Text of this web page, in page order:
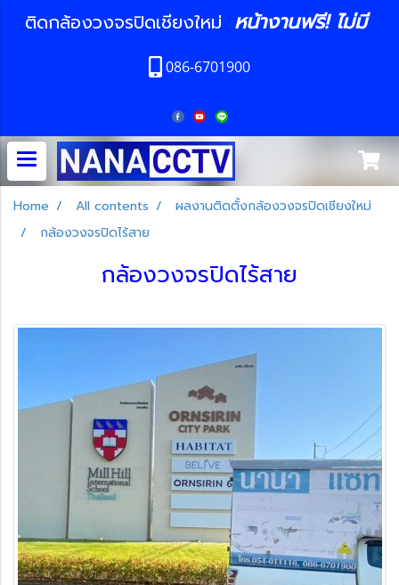
ติดกล้องวงจรปิดเชียงใหม่ หน้างานฟรี! ไม่มี
086-6701900
Home All contents
ผลงานติดตั้งกล้องวงจรปิดเชียงใหม่
กล้องวงจรปิดไร้สาย
กล้องวงจรปิดไร้สาย